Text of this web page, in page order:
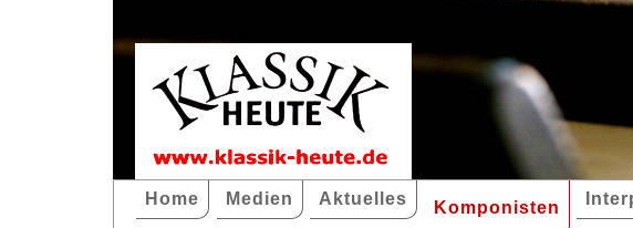
Home Medien Aktuelles Komponisten